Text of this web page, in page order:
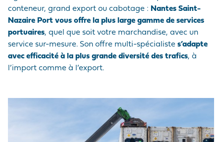
conteneur, grand export ou cabotage : Nantes Saint-
Nazaire Port vous offre la plus large gamme de services
portuaires, quel que soit votre marchandise, avec un
service sur-mesure. Son offre multi-spécialiste s’adapte
avec efficacité à la plus grande diversité des trafics, à
l’import comme à l’export.
LE PELLERIN
SITES NANTAIS
VISITE DU PORT
HISTOIRE
ACHEMINEMENTS
NAVIRES
PRESTATIONS
ANNUAIRE DES
PROFESSIONNELS
PORTUAIRES
NOTRE POLITIQUE
Nous rejoindre
Questions - réponses
Marchés publics
Visite du port